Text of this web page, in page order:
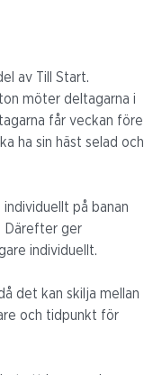
av Till Start.
möter deltagarna i
får veckan före
ha sin häst selad och
på banan
Därefter ger
individuellt.
det kan skilja mellan
och tidpunkt för